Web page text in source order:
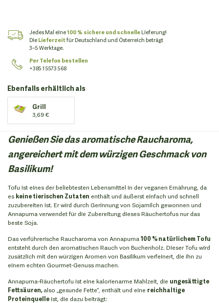
Jedes Mal eine100 % sichere und schnelleLieferung!
DieLieferzeitfür Deutschland und Österreich beträgt
3–5 Werktage.
Per Telefon bestellen
+385 1 5573 568
Ebenfalls erhältlich als
Grill
3,69 €
Genießen Sie das aromatische Raucharoma,
angereichert mit dem würzigen Geschmack von
Basilikum!
Tofu ist eines der beliebtesten Lebensmittel in der veganen Ernährung, da
es keine tierischen Zutaten enthält und äußerst einfach und schnell
zuzubereiten ist. Er wird durch Gerinnung von Sojamilch gewonnen und
Annapurna verwendet für die Zubereitung dieses Räuchertofus nur das
beste Soja.
Das verführerische Raucharoma von Annapurna 100 % natürlichem Tofu
entsteht durch den aromatischen Rauch von Buchenholz. Dieser Tofu wird
zusätzlich mit den würzigen Aromen von Basilikum verfeinert, die ihn zu
einem echten Gourmet-Genuss machen.
Annapurna-Räuchertofu ist eine kalorienarme Mahlzeit, die ungesättigte
Fettsäuren,also „gesunde Fette“, enthält und eine reichhaltige
Proteinquelleist, die dazu beiträgt: